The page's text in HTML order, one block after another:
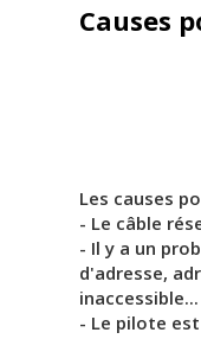
Causes
Les causes
- Le câble
- Il y a un
d'adresse,
inaccessible...
- Le pilote